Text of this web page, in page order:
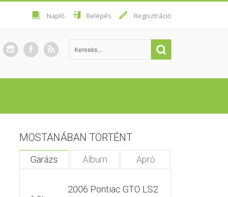
Napló Belépés Regisztráció
MOSTANÁBAN TÖRTÉNT
Garázs Album Apró
2006 Pontiac GTO LS2